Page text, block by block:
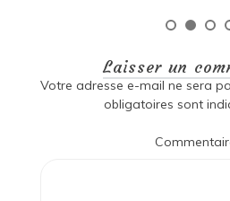
Laisser un
Votre adresse e-mail ne sera
obligatoires sont